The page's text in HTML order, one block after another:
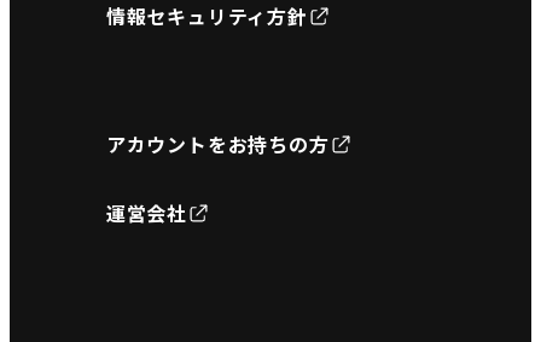
情報セキュリティ方針
アカウントをお持ちの方
運営会社